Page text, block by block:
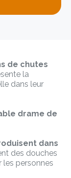
de chutes
la
dans leur
drame de
dans
des douches
les personnes